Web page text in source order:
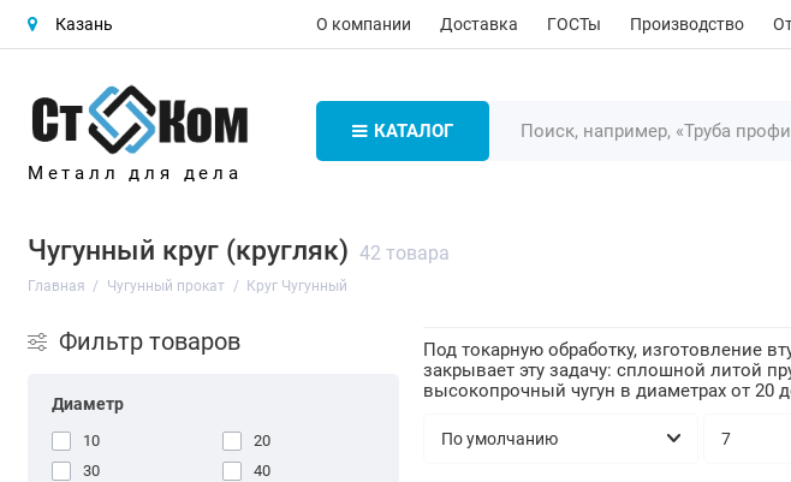
Казань О компании Доставка ГОСТы Производство
Металл для дела
КАТАЛОГ
Чугунный круг (кругляк) 42 товара
Главная Чугунный прокат Круг Чугунный
Фильтр товаров
Диаметр
10
20
30
40
Под токарную обработку, изготовление
закрывает эту задачу: сплошной литой
высокопрочный чугун в диаметрах от 20